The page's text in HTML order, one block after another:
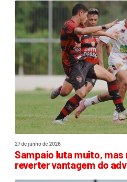
27 de junho de 2026
Sampaio luta muito, mas
reverter vantagem do